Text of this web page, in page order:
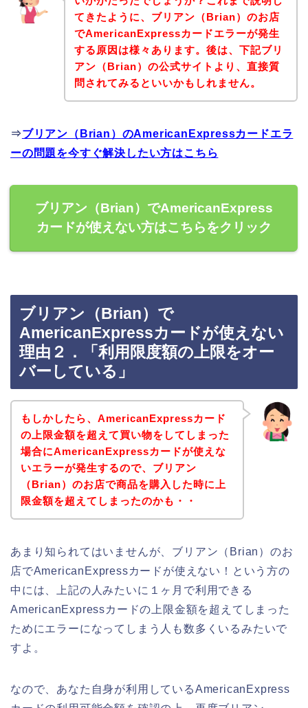
てきたように、ブリアン（Brian）のお店
でAmericanExpressカードエラーが発生
する原因は様々あります。後は、下記ブリ
アン（Brian）の公式サイトより、直接質
問されてみるといいかもしれません。
⇒ブリアン（Brian）のAmericanExpressカードエラ
ーの問題を今すぐ解決したい方はこちら
ブリアン（Brian）でAmericanExpress
カードが使えない方はこちらをクリック
ブリアン（Brian）で
AmericanExpressカードが使えない
理由２．「利用限度額の上限をオー
バーしている」
もしかしたら、AmericanExpressカード
の上限金額を超えて買い物をしてしまった
場合にAmericanExpressカードが使えな
いエラーが発生するので、ブリアン
（Brian）のお店で商品を購入した時に上
限金額を超えてしまったのかも・・
あまり知られてはいませんが、ブリアン（Brian）のお
店でAmericanExpressカードが使えない！という方の
中には、上記の人みたいに１ヶ月で利用できる
AmericanExpressカードの上限金額を超えてしまった
ためにエラーになってしまう人も数多くいるみたいで
すよ。
なので、あなた自身が利用しているAmericanExpress